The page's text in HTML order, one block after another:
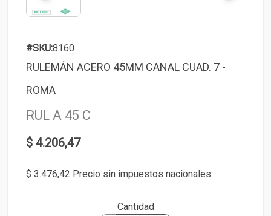
#SKU:8160
RULEMÁN ACERO 45MM CANAL CUAD. 7 -
ROMA
RUL A 45 C
$ 4.206,47
$ 3.476,42 Precio sin impuestos nacionales
Cantidad